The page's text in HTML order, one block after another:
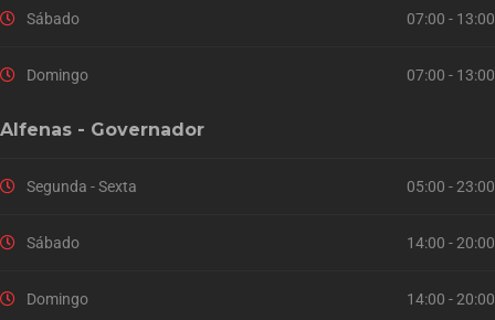
Sábado 07:00 - 13:00
Domingo 07:00 - 13:00
Alfenas - Governador
Segunda - Sexta 05:00 - 23:00
Sábado 14:00 - 20:00
Domingo 14:00 - 20:00